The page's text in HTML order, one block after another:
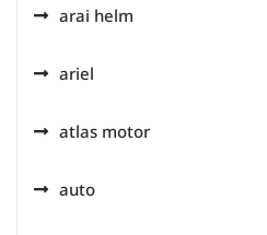
arai helm
ariel
atlas motor
auto